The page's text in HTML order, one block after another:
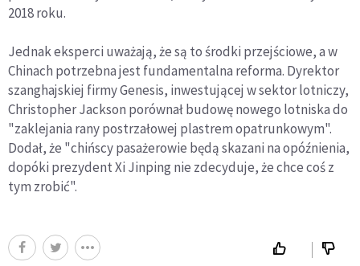
2018 roku.
Jednak eksperci uważają, że są to środki przejściowe, a w
Chinach potrzebna jest fundamentalna reforma. Dyrektor
szanghajskiej firmy Genesis, inwestującej w sektor lotniczy,
Christopher Jackson porównał budowę nowego lotniska do
"zaklejania rany postrzałowej plastrem opatrunkowym".
Dodał, że "chińscy pasażerowie będą skazani na opóźnienia,
dopóki prezydent Xi Jinping nie zdecyduje, że chce coś z
tym zrobić".